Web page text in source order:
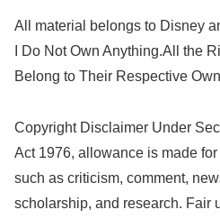
All material belongs to Disney
I Do Not Own Anything.All the
Belong to Their Respective
Copyright Disclaimer Under
Act 1976, allowance is made for
such as criticism, comment,
scholarship, and research. Fair